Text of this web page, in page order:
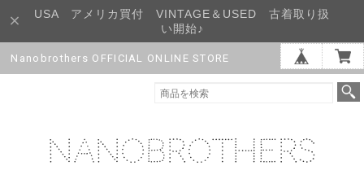
USA アメリカ買付 VINTAGE＆USED 古着取り扱
い開始♪
Nanobrothers OFFICIAL ONLINE STORE